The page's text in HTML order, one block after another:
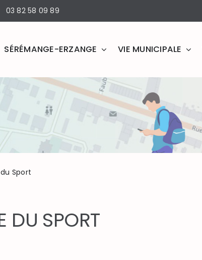
03 82 58 09 89
SÉRÉMANGE-ERZANGE VIE MUNICIPALE
Sport
DU SPORT